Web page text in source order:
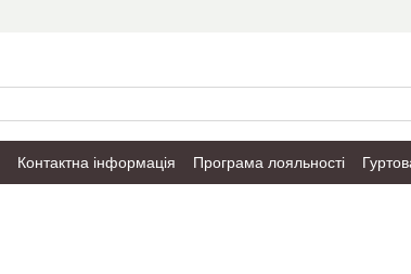
Контактна інформація Програма лояльності